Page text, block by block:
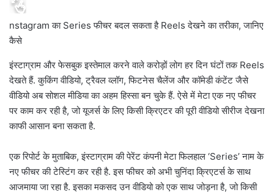
nstagram का Series फीचर बदल सकता है Reels देखने का तरीका, जानिए
कैसे
इंस्टाग्राम और फेसबुक इस्तेमाल करने वाले करोड़ों लोग हर दिन घंटों तक Reels
देखते हैं. कुकिंग वीडियो, ट्रैवल व्लॉग, फिटनेस चैलेंज और कॉमेडी कंटेंट जैसे
वीडियो अब सोशल मीडिया का अहम हिस्सा बन चुके हैं. ऐसे में मेटा एक नए फीचर
पर काम कर रही है, जो यूजर्स के लिए किसी क्रिएटर की पूरी वीडियो सीरीज देखना
काफी आसान बना सकता है.
एक रिपोर्ट के मुताबिक, इंस्टाग्राम की पेरेंट कंपनी मेटा फिलहाल ‘Series’ नाम के
नए फीचर की टेस्टिंग कर रही है. इस फीचर को अभी चुनिंदा क्रिएटर्स के साथ
आजमाया जा रहा है. इसका मकसद उन वीडियो को एक साथ जोड़ना है, जो किसी